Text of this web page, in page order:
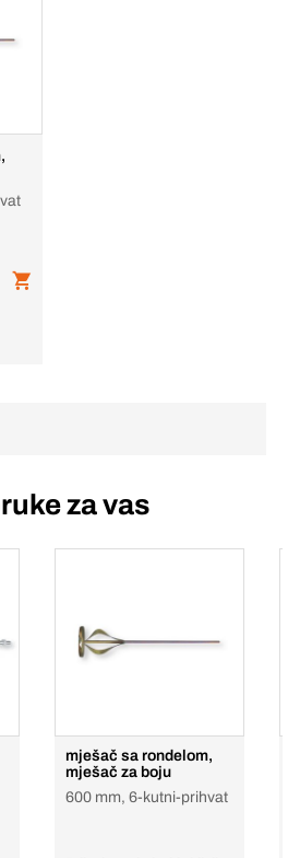
za vas
mješač sa rondelom,
mješač za boju
600 mm, 6-kutni-prihvat